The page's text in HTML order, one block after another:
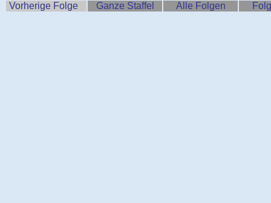
Vorherige Folge Ganze Staffel Alle Folgen